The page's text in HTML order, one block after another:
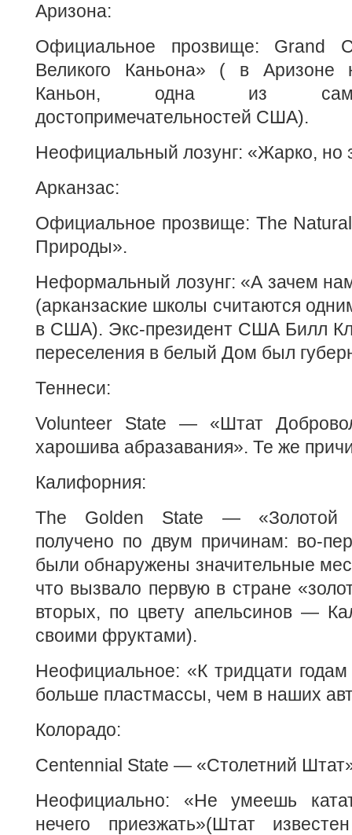
Аризона:
Официальное прозвище: Grand
Великого Каньона» ( в Аризоне
Каньон, одна из
достопримечательностей США).
Неофициальный лозунг: «Жарко, но
Арканзас:
Официальное прозвище: The Natural
Природы».
Неформальный лозунг: «А зачем
(арканзаские школы считаются
в США). Экс-президент США Билл
переселения в белый Дом был
Теннеси:
Volunteer State — «Штат
харошива абразавания». Те же
Калифорния:
The Golden State — «Золотой
получено по двум причинам: во-
были обнаружены значительные
что вызвало первую в стране
вторых, по цвету апельсинов —
своими фруктами).
Неофициальное: «К тридцати
больше пластмассы, чем в наших
Колорадо:
Centennial State — «Столетний
Неофициально: «Не умеешь
нечего приезжать»(Штат